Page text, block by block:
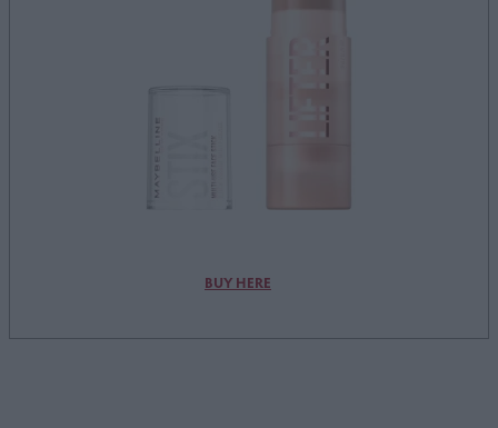
BUY HERE